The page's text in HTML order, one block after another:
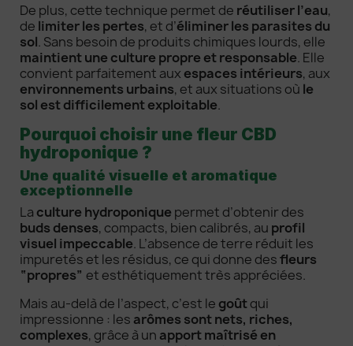
De plus, cette technique permet de réutiliser l’eau,
de limiter les pertes, et d’éliminer les parasites du
sol. Sans besoin de produits chimiques lourds, elle
maintient une culture propre et responsable. Elle
convient parfaitement aux espaces intérieurs, aux
environnements urbains, et aux situations où le
sol est difficilement exploitable.
Pourquoi choisir une fleur CBD
hydroponique ?
Une qualité visuelle et aromatique
exceptionnelle
La culture hydroponique permet d’obtenir des
buds denses, compacts, bien calibrés, au profil
visuel impeccable. L’absence de terre réduit les
impuretés et les résidus, ce qui donne desfleurs
“propres” et esthétiquement très appréciées.
Mais au-delà de l’aspect, c’est le goûtqui
impressionne : les arômes sont nets, riches,
complexes, grâce à un apport maîtrisé en